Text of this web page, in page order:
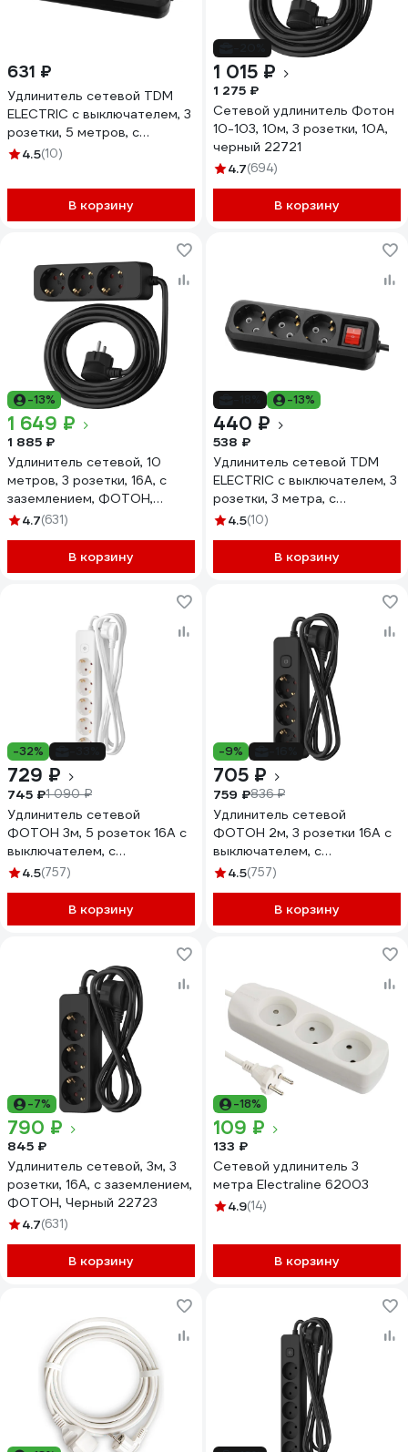
631 ₽
Удлинитель сетевой TDM
ELECTRIC с выключателем, 3
розетки, 5 метров, с
заземлением, 16 А, 3680 Вт,
4.5(10)
В корзину
1 015 ₽
1 275 ₽
Сетевой удлинитель Фотон
10-103, 10м, 3 розетки, 10А,
черный 22721
4.7(694)
В корзину
-13%
1 649 ₽
1 885 ₽
Удлинитель сетевой, 10
метров, 3 розетки, 16А, с
заземлением, ФОТОН,
Черный 22725
4.7(631)
В корзину
-13%
440 ₽
538 ₽
Удлинитель сетевой TDM
ELECTRIC с выключателем, 3
розетки, 3 метра, с
заземлением, 16 А, 3680 Вт,
4.5(10)
В корзину
-32%
729 ₽
745 ₽1 090 ₽
Удлинитель сетевой
ФОТОН 3м, 5 розеток 16А с
выключателем, с
заземлением, Белый 21208
4.5(757)
В корзину
-9%
705 ₽
759 ₽836 ₽
Удлинитель сетевой
ФОТОН 2м, 3 розетки 16А с
выключателем, с
заземлением, черный 24754
4.5(757)
В корзину
-7%
790 ₽
845 ₽
Удлинитель сетевой, 3м, 3
розетки, 16А, с заземлением,
ФОТОН, Черный 22723
4.7(631)
В корзину
-18%
109 ₽
133 ₽
Сетевой удлинитель 3
метра Electraline 62003
4.9(14)
В корзину